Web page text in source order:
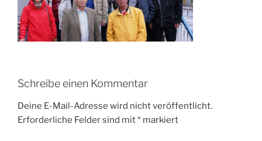
Schreibe einen Kommentar
Deine E-Mail-Adresse wird nicht veröffentlicht.
Erforderliche Felder sind mit* markiert